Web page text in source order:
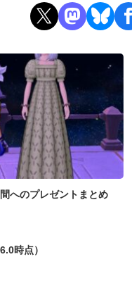
へのプレゼントまとめ
時点）